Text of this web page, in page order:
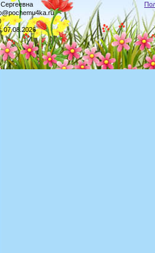
07.08.2026